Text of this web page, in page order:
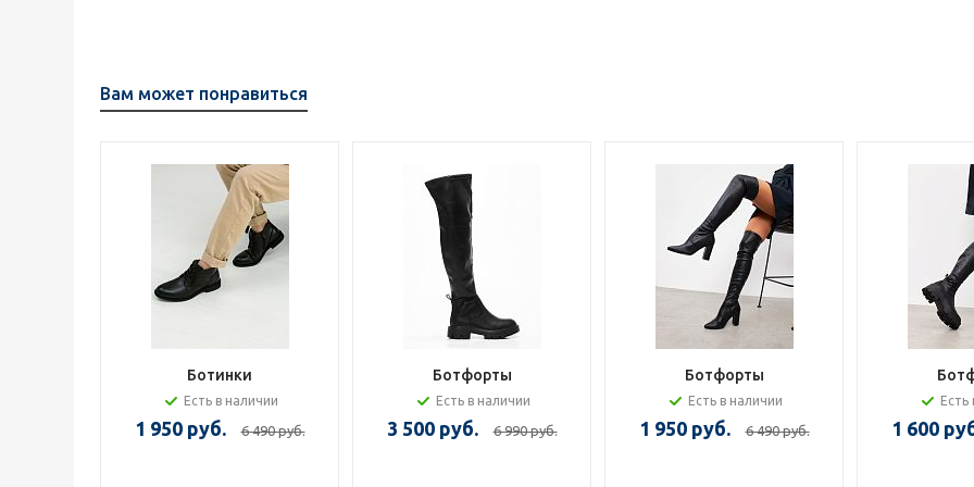
Вам может понравиться
Ботинки
Есть в наличии
1 950 руб. 6 490 руб.
Ботфорты
Есть в наличии
3 500 руб. 6 990 руб.
Ботфорты
Есть в наличии
1 950 руб. 6 490 руб.
Есть
1 600